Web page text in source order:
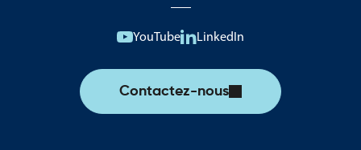
YouTube LinkedIn
Contactez-nous